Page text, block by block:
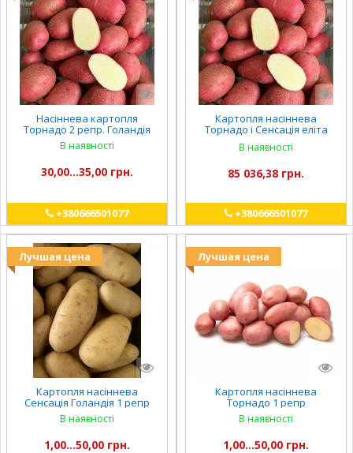
Насіннева картопля
Торнадо 2 репр. Голандія
В наявності
30,00...35,00 грн.
+380666501077
Картопля насіннева
Торнадо і Сенсація еліта
В наявності
85 036,38 грн.
+380666501077
Лучшая цена
Картопля насіннева
Сенсація Голандія 1 репр
В наявності
1,00...50,00 грн.
Лучшая цена
Картопля насіннева
Торнадо 1 репр
В наявності
1,00...50,00 грн.